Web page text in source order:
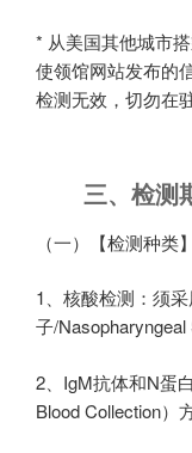
* 从美国其他城市
使领馆网站发布的
检测无效，切勿在
三、检测
（一）【检测种类】
1、核酸检测：须
子/
2、IgM抗体和N蛋
Blood Collection）